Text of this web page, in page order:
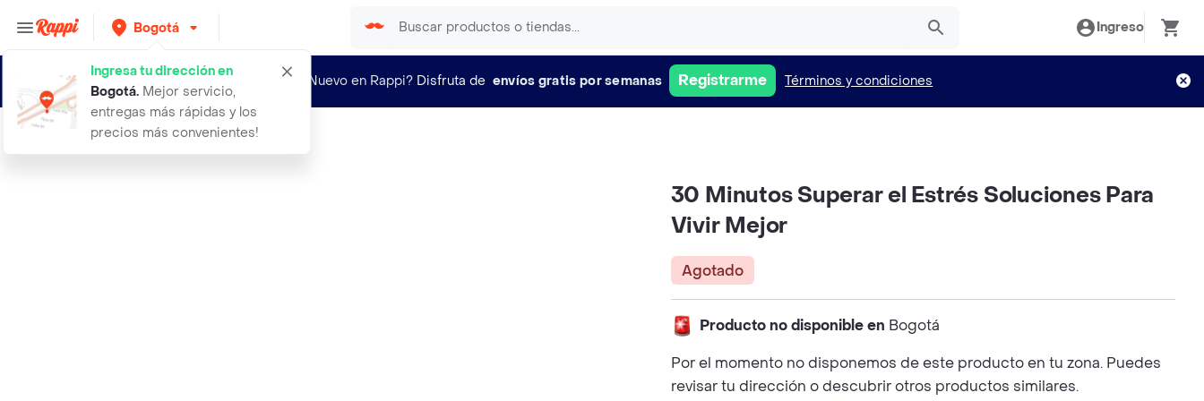
Bogotá
Ingresa tu dirección en
Bogotá. Mejor servicio,
entregas más rápidas y los
precios más convenientes!
Ingreso
¿Nuevo en Rappi? Disfruta de envíos gratis por semanas Registrarme Términos y condiciones
30 minutos superar el estres soluci
30 Minutos Superar el Estrés Soluciones Para
Vivir Mejor
Agotado
Producto no disponible en Bogotá
Por el momento no disponemos de este producto en tu zona. Puedes
revisar tu dirección o descubrir otros productos similares.